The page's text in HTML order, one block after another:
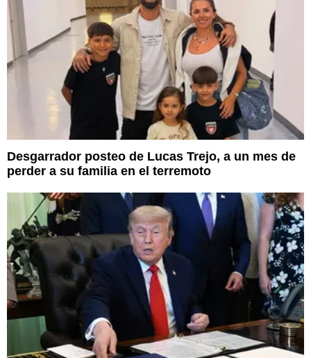
Desgarrador posteo de Lucas Trejo, a un mes de
perder a su familia en el terremoto